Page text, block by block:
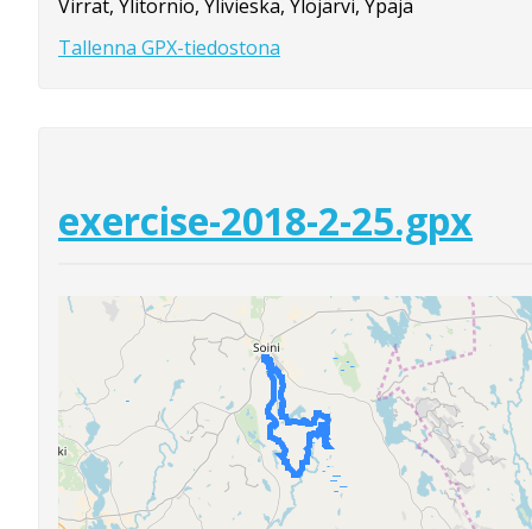
Virrat, Ylitornio, Ylivieska, Ylöjärvi, Ypäjä
Tallenna GPX-tiedostona
exercise-2018-2-25.gpx